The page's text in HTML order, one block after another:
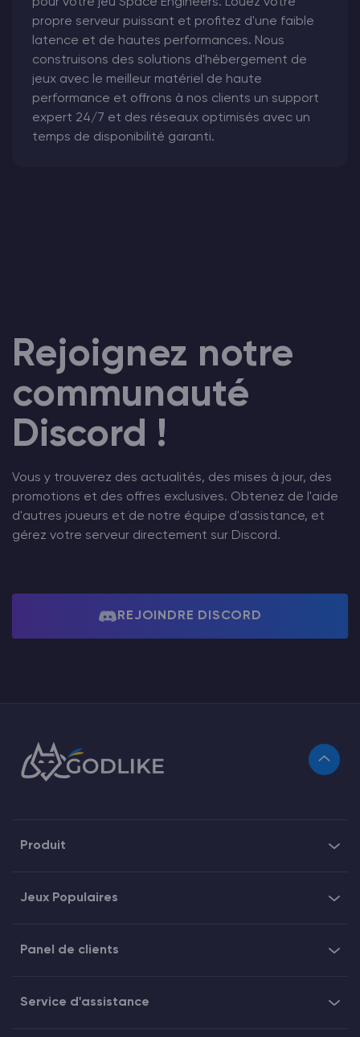
propre serveur puissant et profitez d'une faible
latence et de hautes performances. Nous
construisons des solutions d'hébergement de
jeux avec le meilleur matériel de haute
performance et offrons à nos clients un support
expert 24/7 et des réseaux optimisés avec un
temps de disponibilité garanti.
Rejoignez notre
communauté
Discord !
Vous y trouverez des actualités, des mises à jour, des
promotions et des offres exclusives. Obtenez de l'aide
d'autres joueurs et de notre équipe d'assistance, et
gérez votre serveur directement sur Discord.
REJOINDRE DISCORD
Produit
Jeux Populaires
Panel de clients
Service d'assistance